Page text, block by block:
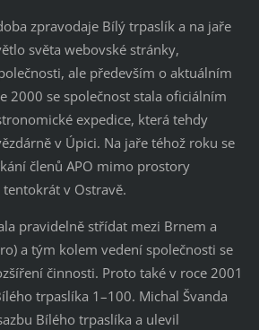
zpravodaje Bílý trpaslík a na jaře
světa webovské stránky,
ale především o aktuálním
2000 se společnost stala oficiálním
expedice, která tehdy
v Úpici. Na jaře téhož roku se
členů APO mimo prostory
v Ostravě.
pravidelně střídat mezi Brnem a
a tým kolem vedení společnosti se
činnosti. Proto také v roce 2001
trpaslíka 1–100. Michal Švanda
Bílého trpaslíka a ulevil